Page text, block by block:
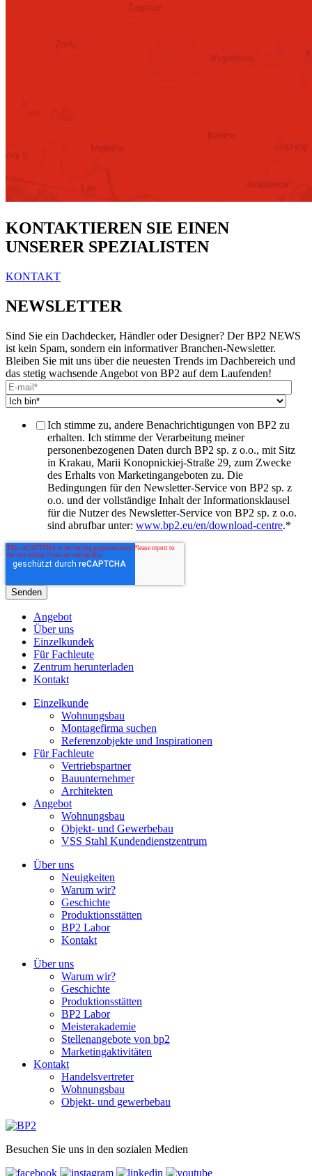
KONTAKTIEREN SIE EINEN
UNSERER SPEZIALISTEN
KONTAKT
NEWSLETTER
Sind Sie ein Dachdecker, Händler oder Designer? Der BP2 NEWS
ist kein Spam, sondern ein informativer Branchen-Newsletter.
Bleiben Sie mit uns über die neuesten Trends im Dachbereich und
das stetig wachsende Angebot von BP2 auf dem Laufenden!
Ich stimme zu, andere Benachrichtigungen von BP2 zu
erhalten. Ich stimme der Verarbeitung meiner
personenbezogenen Daten durch BP2 sp. z o.o., mit Sitz
in Krakau, Marii Konopnickiej-Straße 29, zum Zwecke
des Erhalts von Marketingangeboten zu. Die
Bedingungen für den Newsletter-Service von BP2 sp. z
o.o. und der vollständige Inhalt der Informationsklausel
für die Nutzer des Newsletter-Service von BP2 sp. z o.o.
sind abrufbar unter: www.bp2.eu/en/download-centre.*
Angebot
Über uns
Einzelkundek
Für Fachleute
Zentrum herunterladen
Kontakt
Einzelkunde
Wohnungsbau
Montagefirma suchen
Referenzobjekte und Inspirationen
Für Fachleute
Vertriebspartner
Bauunternehmer
Architekten
Angebot
Wohnungsbau
Objekt- und Gewerbebau
VSS Stahl Kundendienstzentrum
Über uns
Neuigkeiten
Warum wir?
Geschichte
Produktionsstätten
BP2 Labor
Kontakt
Über uns
Warum wir?
Geschichte
Produktionsstätten
BP2 Labor
Meisterakademie
Stellenangebote von bp2
Marketingaktivitäten
Kontakt
Handelsvertreter
Wohnungsbau
Objekt- und gewerbebau
Besuchen Sie uns in den sozialen Medien